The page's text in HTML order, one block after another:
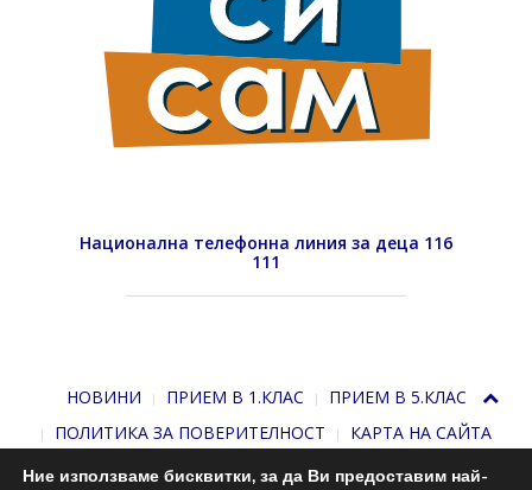
Национална телефонна линия за деца 116
111
НОВИНИ ПРИЕМ В 1.КЛАС
ПРИЕМ В 5.КЛАС
ПОЛИТИКА ЗА ПОВЕРИТЕЛНОСТ
КАРТА НА САЙТА
Ние използваме бисквитки, за да Ви предоставим най-